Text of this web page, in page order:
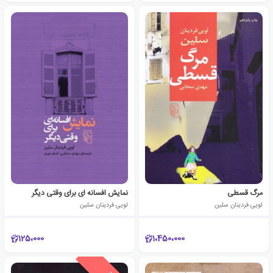
مرگ قسطی
لویی فردینان سلین
1،450،000
نمایش افسانه ای برای وقتی دیگر
لویی فردینان سلین
125،000